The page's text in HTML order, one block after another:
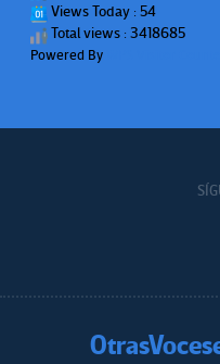
Views Today : 54
Total views : 3418685
Powered By